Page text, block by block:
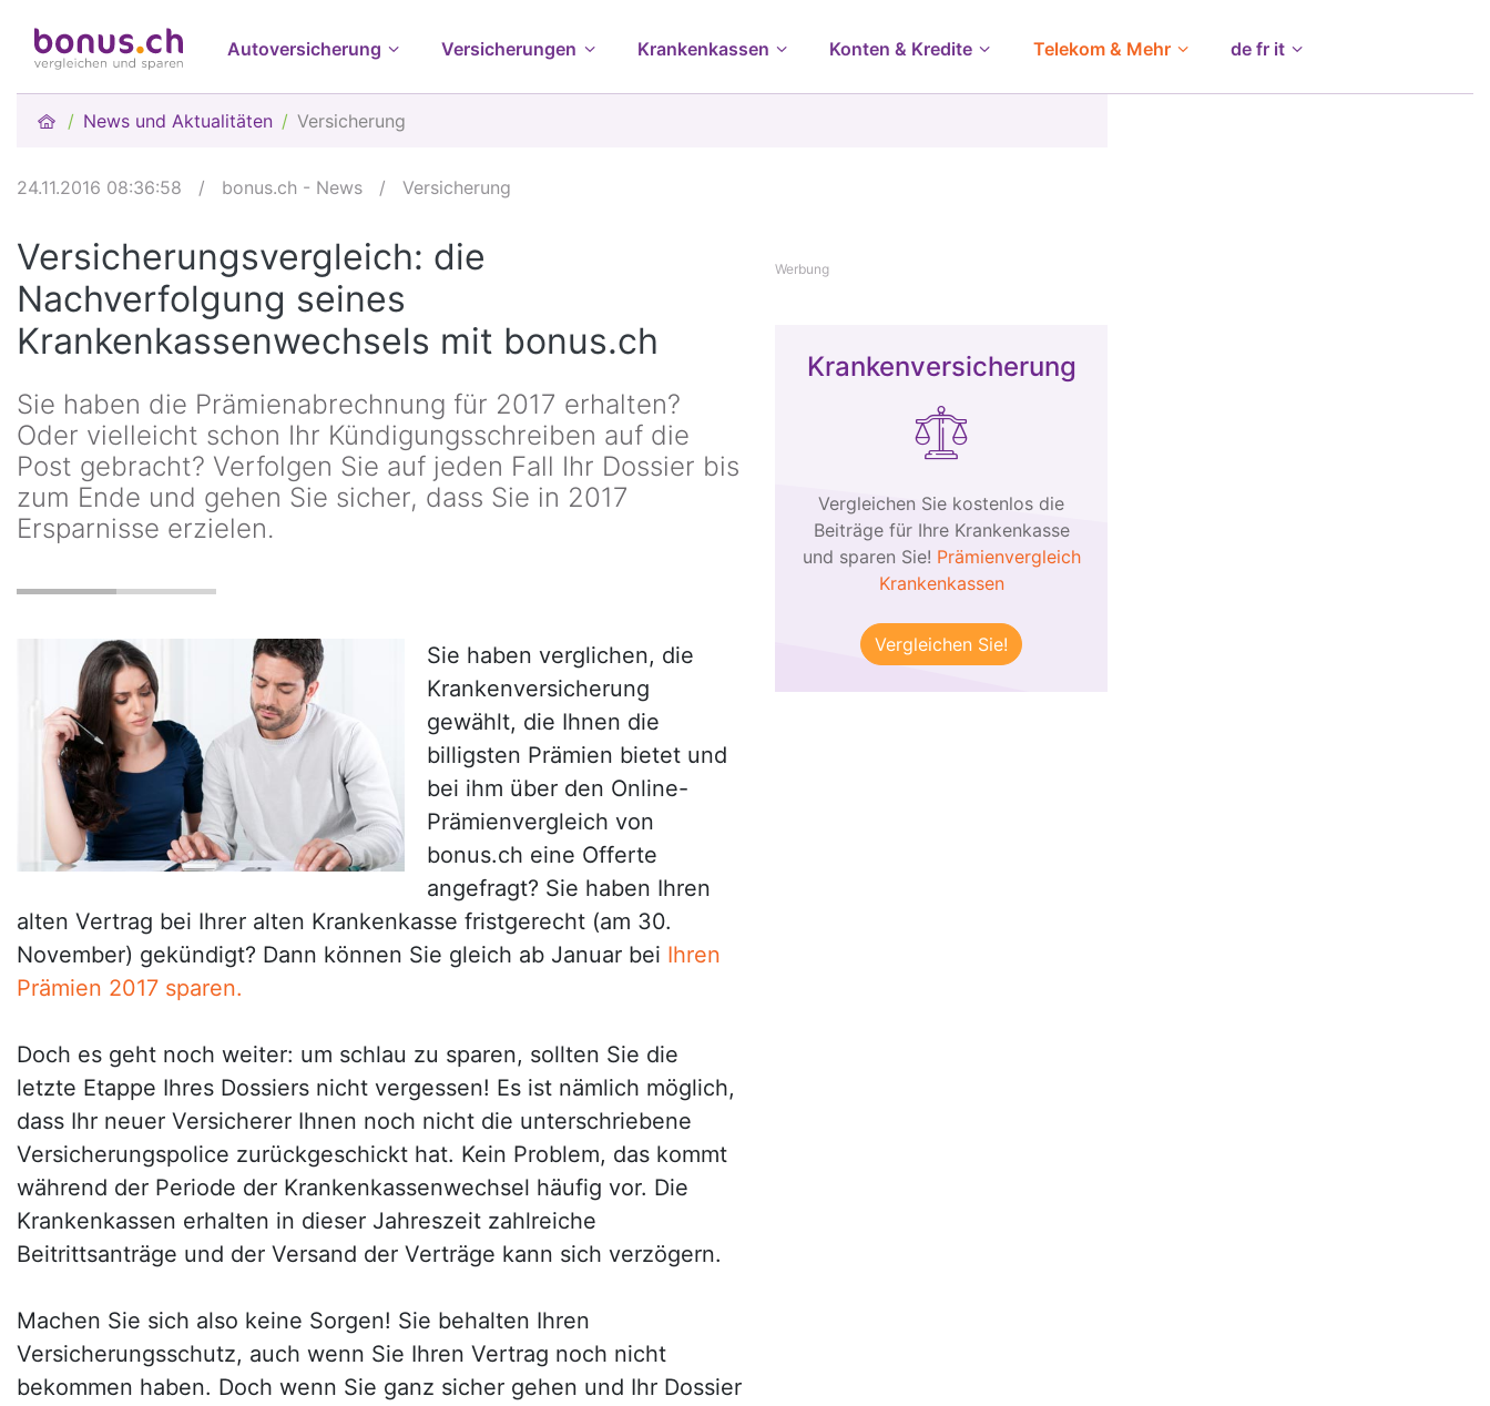
Autoversicherung Versicherungen Krankenkassen Konten & Kredite Telekom & Mehr de fr it
News und Aktualitäten Versicherung
24.11.2016 08:36:58 / bonus.ch - News / Versicherung
Versicherungsvergleich: die
Nachverfolgung seines
Krankenkassenwechsels mit bonus.ch
Sie haben die Prämienabrechnung für 2017 erhalten?
Oder vielleicht schon Ihr Kündigungsschreiben auf die
Post gebracht? Verfolgen Sie auf jeden Fall Ihr Dossier bis
zum Ende und gehen Sie sicher, dass Sie in 2017
Ersparnisse erzielen.
Sie haben verglichen, die
Krankenversicherung
gewählt, die Ihnen die
billigsten Prämien bietet und
bei ihm über den Online-
Prämienvergleich von
bonus.ch eine Offerte
angefragt? Sie haben Ihren
alten Vertrag bei Ihrer alten Krankenkasse fristgerecht (am 30.
November) gekündigt? Dann können Sie gleich ab Januar bei Ihren
Prämien 2017 sparen.
Doch es geht noch weiter: um schlau zu sparen, sollten Sie die
letzte Etappe Ihres Dossiers nicht vergessen! Es ist nämlich möglich,
dass Ihr neuer Versicherer Ihnen noch nicht die unterschriebene
Versicherungspolice zurückgeschickt hat. Kein Problem, das kommt
während der Periode der Krankenkassenwechsel häufig vor. Die
Krankenkassen erhalten in dieser Jahreszeit zahlreiche
Beitrittsanträge und der Versand der Verträge kann sich verzögern.
Machen Sie sich also keine Sorgen! Sie behalten Ihren
Versicherungsschutz, auch wenn Sie Ihren Vertrag noch nicht
bekommen haben. Doch wenn Sie ganz sicher gehen und Ihr Dossier
Werbung
Krankenversicherung
Vergleichen Sie kostenlos die
Beiträge für Ihre Krankenkasse
und sparen Sie! Prämienvergleich
Krankenkassen
Vergleichen Sie!